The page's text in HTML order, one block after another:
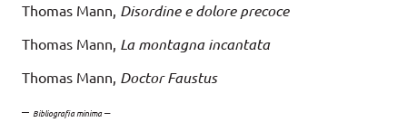
Thomas Mann, Disordine e dolore precoce
Thomas Mann, La montagna incantata
Thomas Mann, Doctor Faustus
– Bibliografia minima–